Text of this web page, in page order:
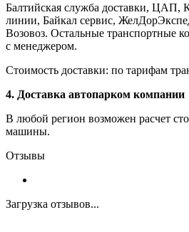
Балтийская служба доставки,
линии, Байкал сервис,
Возовоз. Остальные транспортные
с менеджером.
Стоимость доставки: по тарифам
4. Доставка автопарком компании
В любой регион возможен расчет
машины.
Отзывы
Загрузка отзывов...